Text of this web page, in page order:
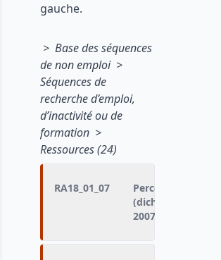
gauche.
> Base des séquences
de non emploi >
Séquences de
recherche d’emploi,
d’inactivité ou de
formation >
Ressources (24)
RA18_01_07
Perception
(dichotomisation
2007)